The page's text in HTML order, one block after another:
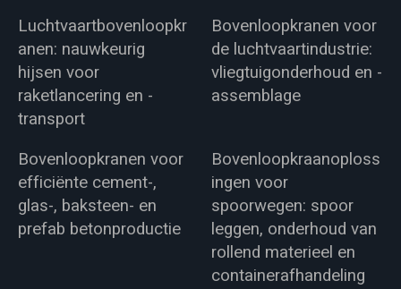
Luchtvaartbovenloopkr
anen: nauwkeurig
hijsen voor
raketlancering en -
transport
Bovenloopkranen voor
de luchtvaartindustrie:
vliegtuigonderhoud en -
assemblage
Bovenloopkranen voor
efficiënte cement-,
glas-, baksteen- en
prefab betonproductie
Bovenloopkraanoploss
ingen voor
spoorwegen: spoor
leggen, onderhoud van
rollend materieel en
containerafhandeling